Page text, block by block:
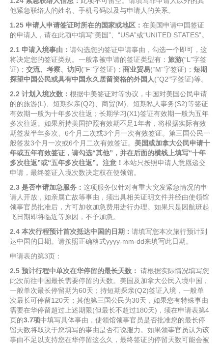
他紧急联络人的姓名、手机号码以及与申请人的关系。
1.25 申请人申请签证时所在的国家或地区： 在美国申请中国签证
的申请人，请在此项中填写“美国”、“USA”或“UNITED STATES”。
2.1 申请入境事由： 请勾选您的签证申请事由，勾选一个即可，这
将决定您的签证类别。一般常被申请的签证类型有： 旅游(“L”字签
证)； 交流、考察、访问(“F”字签证)； 商业贸易(“M”字签证)； 短期
探望中国公民或具有中国永久居留资格的外国人(“Q2″字签证)等。
2.2 计划入境次数： 根据中美签证对等协议，中国对美国公民申请
的的旅游(L)、短期探亲(Q2)、商贸(M)、短期私人事务(S2)等签证
有效期一般为十年多次往返；长期学习(X1)签证有效期一般为五年
多次往返。如果所持美国护照有效期不足1年者，将根据实际有效
期签发半年多次、6个月二次或3个月一次有效签证。第三国公民一
般签发3个月一次或6个月二次有效签证。 美国或加拿大公民申请十
年或五年有效签证，请勾选“其他” ，并在后面的横线上填写“十年
多次往返”或“五年多次往返”。注意！ 本站只按照申请人意愿递交
申请，最终签证入境次数决定权在使领馆。
2.3 是否申请加急服务： 这项服务仅针对有重大突发紧急情况的申
请人开放，如亲属亡故等事由，须出具相关证明文件并经由使领馆
领事官员批准后，方可加收加急费用进行办理。如果只是因航班起
飞日期即将临近等原因，不予加急。
2.4 本次行程预计首次抵达中国的日期： 请填写您本次旅行预计到
达中国的日期。请按照正确格式yyyy-mm-dd来填写此日期。
申请表的第3页：
2.5 预计行程中单次在华停留的最长天数： 请根据实际情况填写您
此次前往中国最长需要停留的天数。美国及加拿大公民入境中国，
一般单次最长停留期为60天；持短期探亲(Q2)签证入境，一般单
次最长可停留120天；其他第三国公民为30天，如果您有特殊事由
需要在华停留超过上述期限(但最长不超过180天)，须在申请表第4
页的3.7项中填写具体事由，使领馆领事官员是否批准您的最长停
留天数将取决于您填写的事由是否有说服力。如果领事官员认为该
事由不足以支持您在华停留这么久，最终签证的停留天数可能会被